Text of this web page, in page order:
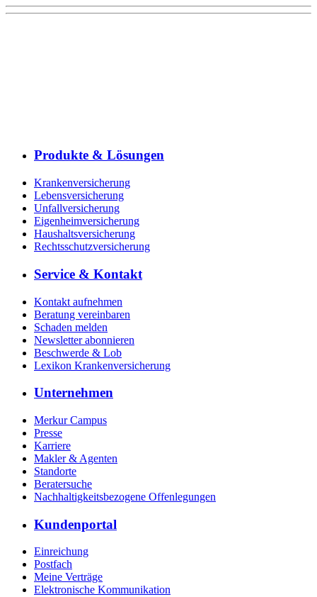
Produkte & Lösungen
Krankenversicherung
Lebensversicherung
Unfallversicherung
Eigenheimversicherung
Haushaltsversicherung
Rechtsschutzversicherung
Service & Kontakt
Kontakt aufnehmen
Beratung vereinbaren
Schaden melden
Newsletter abonnieren
Beschwerde & Lob
Lexikon Krankenversicherung
Unternehmen
Merkur Campus
Presse
Karriere
Makler & Agenten
Standorte
Beratersuche
Nachhaltigkeitsbezogene Offenlegungen
Kundenportal
Einreichung
Postfach
Meine Verträge
Elektronische Kommunikation